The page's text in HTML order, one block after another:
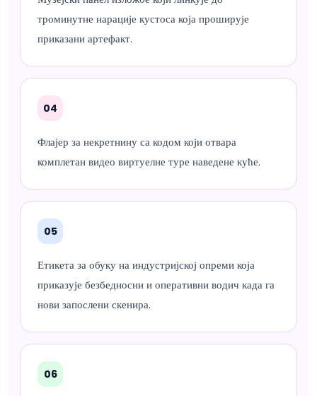
троминутне нарације кустоса која проширује
приказани артефакт.
04
Флајер за некретнину са кодом који отвара
комплетан видео виртуелне туре наведене куће.
05
Етикета за обуку на индустријској опреми која
приказује безбедносни и оперативни водич када га
нови запослени скенира.
06